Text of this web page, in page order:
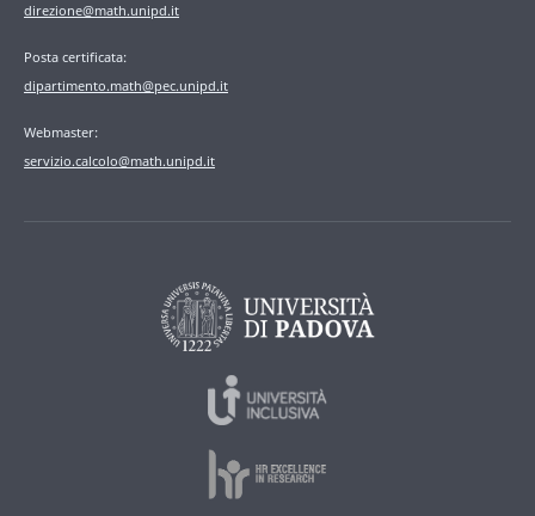
direzione@math.unipd.it
Posta certificata:
dipartimento.math@pec.unipd.it
Webmaster:
servizio.calcolo@math.unipd.it